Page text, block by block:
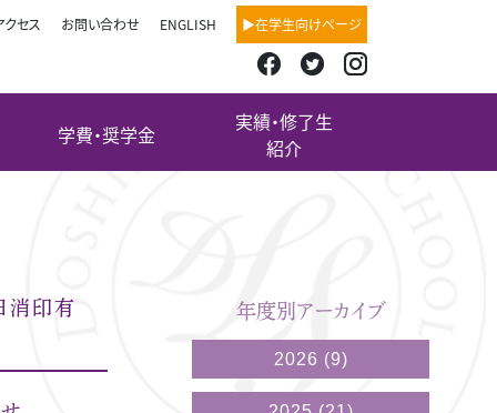
クセス お問い合わせ ENGLISH ▶在学生向けページ
学費・奨学金
実績・修了生
紹介
消印有
年度別アーカイブ
2026 (9)